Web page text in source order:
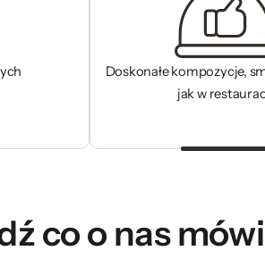
Doskonałe kompozycje,
jak w
co o nas